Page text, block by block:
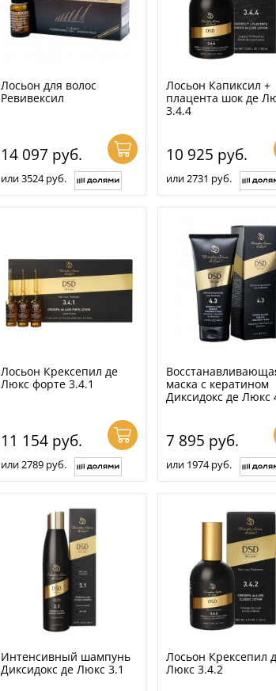
Лосьон для волос
Ревивексил
14 097 руб.
или 3524 руб.
Лосьон Капиксил +
плацента шок де
3.4.4
10 925 руб.
или 2731 руб.
Лосьон Крексепил де
Люкс форте 3.4.1
11 154 руб.
или 2789 руб.
маска с кератином
Диксидокс де Люкс
7 895 руб.
или 1974 руб.
Интенсивный шампунь
Диксидокс де Люкс 3.1
Лосьон Крексепил
Люкс 3.4.2